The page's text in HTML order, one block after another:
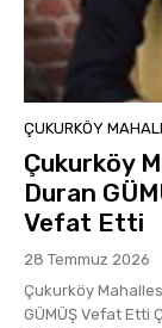
ÇUKURKÖY
Çukurköy
Duran
Vefat Etti
28 Temmuz 2026
Çukurköy
GÜMÜŞ Vefat Etti